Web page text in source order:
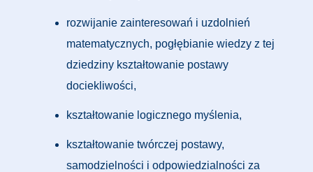
rozwijanie zainteresowań i uzdolnień
matematycznych, pogłębianie wiedzy z tej
dziedziny kształtowanie postawy
dociekliwości,
kształtowanie logicznego myślenia,
kształtowanie twórczej postawy,
samodzielności i odpowiedzialności za